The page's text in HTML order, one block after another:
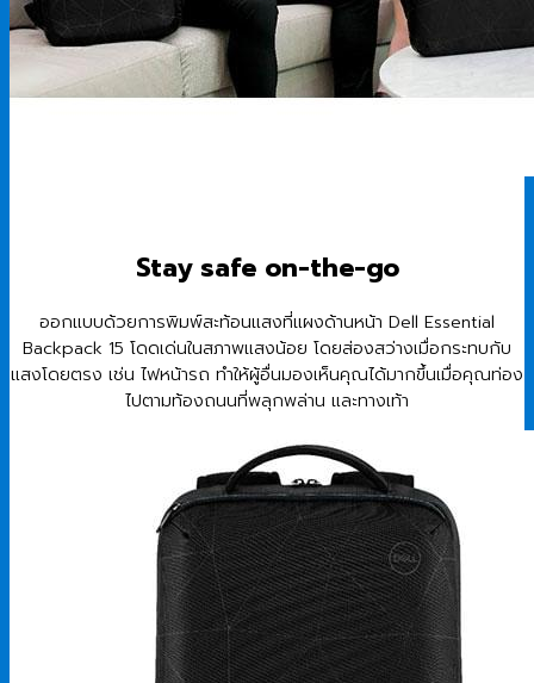
Stay safe on-the-go
ออกแบบด้วยการพิมพ์สะท้อนแสงที่แผงด้านหน้า Dell Essential
Backpack 15 โดดเด่นในสภาพแสงน้อย โดยส่องสว่างเมื่อกระทบกับ
แสงโดยตรง เช่น ไฟหน้ารถ ทำให้ผู้อื่นมองเห็นคุณได้มากขึ้นเมื่อคุณท่อง
ไปตามท้องถนนที่พลุกพล่าน และทางเท้า